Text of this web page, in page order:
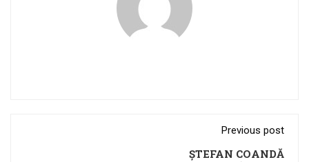
Previous post
ȘTEFAN COANDĂ